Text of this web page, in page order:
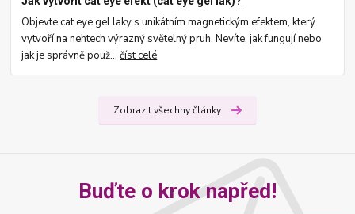
Objevte cat eye gel laky s unikátním magnetickým efektem, který
vytvoří na nehtech výrazný světelný pruh. Nevíte, jak fungují nebo
jak je správně použ...číst celé
Zobrazit všechny články
Buďte o krok napřed!